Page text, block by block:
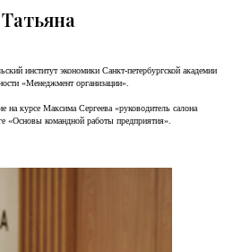
институт экономики Cанкт-петербургской академии
«Менеджмент организации».
на курсе Максима Сергеева «руководитель салона
«Основы командной работы предприятия».